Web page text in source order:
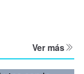
Ver más